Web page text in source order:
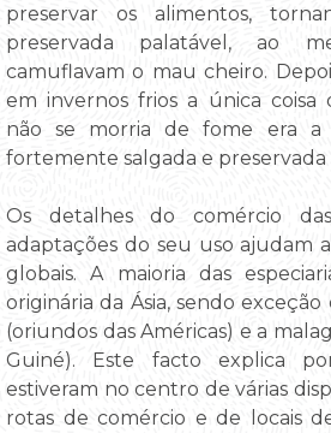
preservar os alimentos,
preservada palatável, ao
camuflavam o mau cheiro.
em invernos frios a única coisa
não se morria de fome era a
fortemente salgada e
Os detalhes do comércio
adaptações do seu uso ajudam
globais. A maioria das
originária da Ásia, sendo
(oriundos das Américas) e a
Guiné). Este facto explica
estiveram no centro de várias
rotas de comércio e de locais